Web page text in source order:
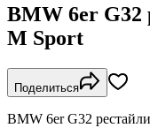
BMW 6er G32
M Sport
Поделиться
BMW 6er G32